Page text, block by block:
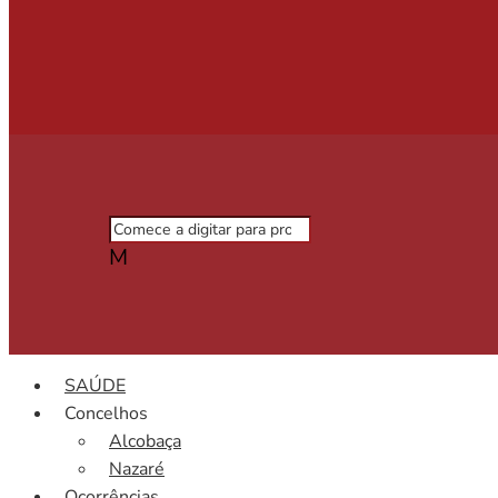
M
SAÚDE
Concelhos
Alcobaça
Nazaré